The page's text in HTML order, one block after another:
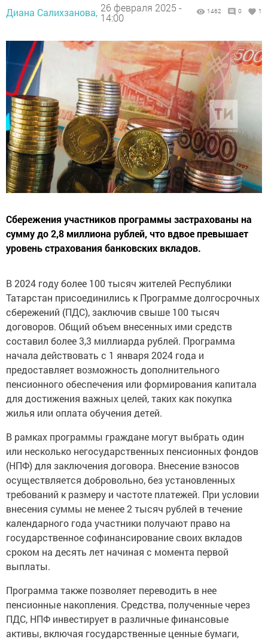
Диана Салихзанова, 26 февраля 2025 -
14:00
1462 0 1
Сбережения участников программы застрахованы на
сумму до 2,8 миллиона рублей, что вдвое превышает
уровень страхования банковских вкладов.
В 2024 году более 100 тысяч жителей Республики
Татарстан присоединились к Программе долгосрочных
сбережений (ПДС), заключив свыше 100 тысяч
договоров. Общий объем внесенных ими средств
составил более 3,3 миллиарда рублей. Программа
начала действовать с 1 января 2024 года и
предоставляет возможность дополнительного
пенсионного обеспечения или формирования капитала
для достижения важных целей, таких как покупка
жилья или оплата обучения детей.
В рамках программы граждане могут выбрать один
или несколько негосударственных пенсионных фондов
(НПФ) для заключения договора. Внесение взносов
осуществляется добровольно, без установленных
требований к размеру и частоте платежей. При условии
внесения суммы не менее 2 тысяч рублей в течение
календарного года участники получают право на
государственное софинансирование своих вкладов
сроком на десять лет начиная с момента первой
выплаты.
Программа также позволяет переводить в нее
пенсионные накопления. Средства, полученные через
ПДС, НПФ инвестирует в различные финансовые
активы, включая государственные ценные бумаги,